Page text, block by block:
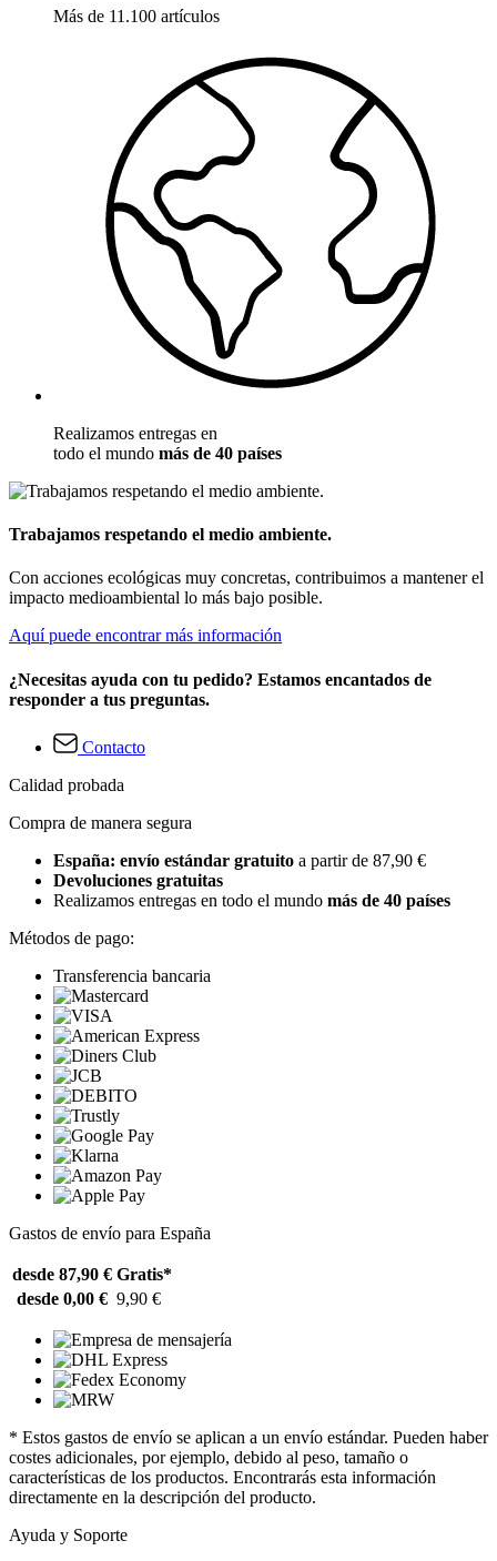
Más de 11.100 artículos
Realizamos entregas en
todo el mundo más de 40 países
Trabajamos respetando el medio ambiente.
Con acciones ecológicas muy concretas, contribuimos a mantener el
impacto medioambiental lo más bajo posible.
Aquí puede encontrar más información
¿Necesitas ayuda con tu pedido? Estamos encantados de
responder a tus preguntas.
Contacto
Calidad probada
Compra de manera segura
España: envío estándar gratuito a partir de 87,90 €
Devoluciones gratuitas
Realizamos entregas en todo el mundo más de 40 países
Métodos de pago:
Transferencia bancaria
Gastos de envío para España
desde 87,90 € Gratis*
desde 0,00 € 9,90 €
* Estos gastos de envío se aplican a un envío estándar. Pueden haber
costes adicionales, por ejemplo, debido al peso, tamaño o
características de los productos. Encontrarás esta información
directamente en la descripción del producto.
Ayuda y Soporte